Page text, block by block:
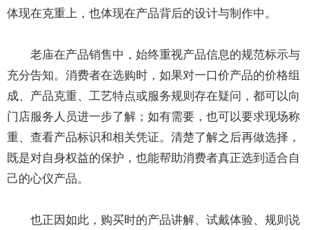
体现在克重上，也体现在产品背后的设计与制作中。
老庙在产品销售中，始终重视产品信息的规范标示与
充分告知。消费者在选购时，如果对一口价产品的价格组
成、产品克重、工艺特点或服务规则存在疑问，都可以向
门店服务人员进一步了解；如有需要，也可以要求现场称
重、查看产品标识和相关凭证。清楚了解之后再做选择，
既是对自身权益的保护，也能帮助消费者真正选到适合自
己的心仪产品。
也正因如此，购买时的产品讲解、试戴体验、规则说